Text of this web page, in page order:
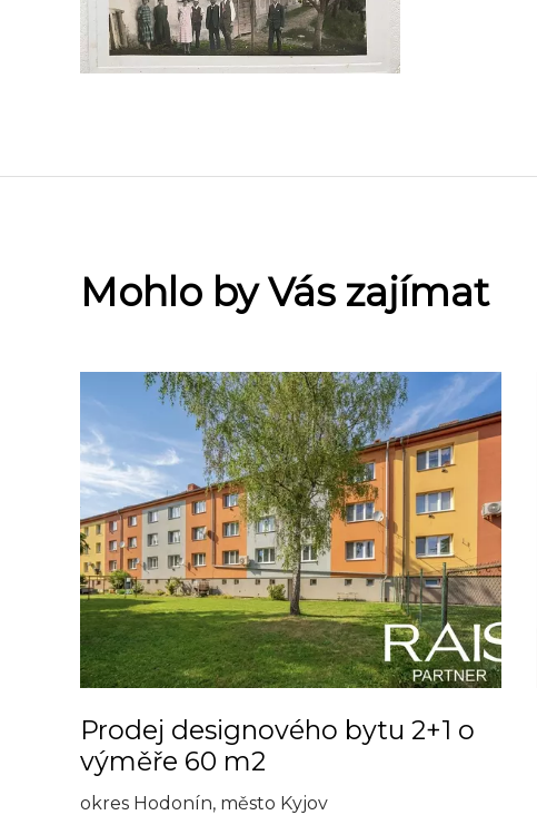
Mohlo by Vás zajímat
Prodej designového bytu 2+1 o
výměře 60 m2
okres Hodonín, město Kyjov